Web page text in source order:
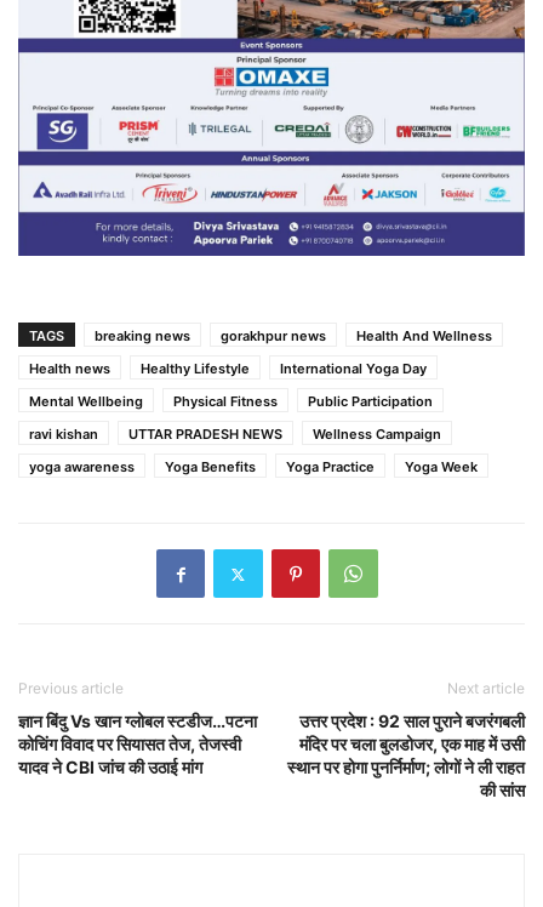
TAGS breaking news gorakhpur news
Health And Wellness
Health news
Healthy Lifestyle
International Yoga Day
Mental Wellbeing
Physical Fitness
Public Participation
ravi kishan
UTTAR PRADESH NEWS
Wellness Campaign
yoga awareness
Yoga Benefits Yoga Practice Yoga Week
Previous article
ज्ञान बिंदु Vs खान ग्लोबल स्टडीज…पटना
कोचिंग विवाद पर सियासत तेज, तेजस्वी
यादव ने CBI जांच की उठाई मांग
Next article
उत्तर प्रदेश : 92 साल पुराने बजरंगबली
मंदिर पर चला बुलडोजर, एक माह में उसी
स्थान पर होगा पुनर्निर्माण; लोगों ने ली राहत
की सांस